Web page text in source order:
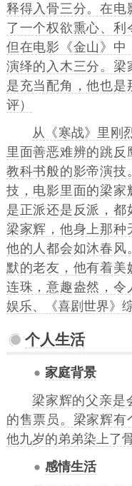
释得入骨三分。在电
了一个权欲熏心、利
但在电影《金山 》中
演绎的入木三分。梁
是充当配角，他也是
评）
从《寒战》里刚
里面善恶难辨的跳反
教科书般的影帝演技
技，电影里面的梁家
是正派还是反派，都
梁家辉，他身上那种
他的人都会如沐春风
默的老友，他有着美
连珠，意趣盎然，令
娱乐、《喜剧世界》
个人生活
家庭背景
梁家辉的父亲是
的售票员。梁家辉有
他九岁的弟弟染上了
感情生活